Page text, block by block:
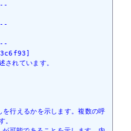
されています。
行えるかを示します。複数の呼
。